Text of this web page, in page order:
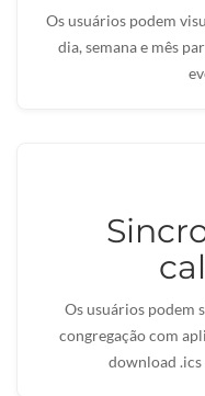
Os usuários podem
dia, semana e mês
Os usuários podem
congregação com
download .ics